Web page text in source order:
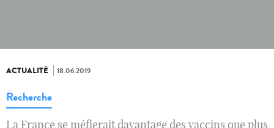
ACTUALITÉ 18.06.2019
Recherche
La France se méfierait davantage des vaccins que plus